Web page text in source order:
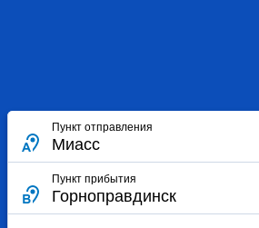
Пункт отправления
Пункт прибытия